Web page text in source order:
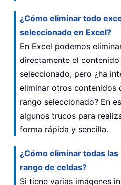
¿Cómo eliminar todo
seleccionado en Excel?
En Excel podemos
directamente el contenido
seleccionado, pero ¿ha
eliminar otros contenidos
rango seleccionado? En
algunos trucos para
forma rápida y sencilla.
¿Cómo eliminar todas
rango de celdas?
Si tiene varias imágenes